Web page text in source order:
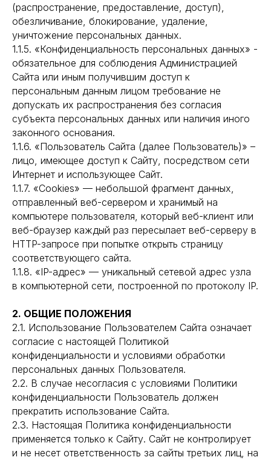
(распространение, предоставление, доступ),
обезличивание, блокирование, удаление,
уничтожение персональных данных.
1.1.5. «Конфиденциальность персональных данных» -
обязательное для соблюдения Администрацией
Сайта или иным получившим доступ к
персональным данным лицом требование не
допускать их распространения без согласия
субъекта персональных данных или наличия иного
законного основания.
1.1.6. «Пользователь Сайта (далее Пользователь)» –
лицо, имеющее доступ к Сайту, посредством сети
Интернет и использующее Сайт.
1.1.7. «Cookies» — небольшой фрагмент данных,
отправленный веб-сервером и хранимый на
компьютере пользователя, который веб-клиент или
веб-браузер каждый раз пересылает веб-серверу в
HTTP-запросе при попытке открыть страницу
соответствующего сайта.
1.1.8. «IP-адрес» — уникальный сетевой адрес узла
в компьютерной сети, построенной по протоколу IP.
2. ОБЩИЕ ПОЛОЖЕНИЯ
2.1. Использование Пользователем Сайта означает
согласие с настоящей Политикой
конфиденциальности и условиями обработки
персональных данных Пользователя.
2.2. В случае несогласия с условиями Политики
конфиденциальности Пользователь должен
прекратить использование Сайта.
2.3. Настоящая Политика конфиденциальности
применяется только к Сайту. Сайт не контролирует
и не несет ответственность за сайты третьих лиц, на